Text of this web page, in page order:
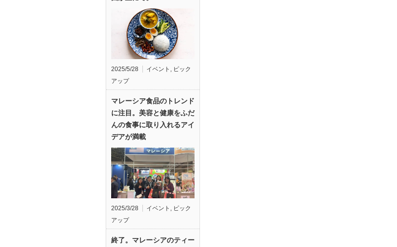
2025/5/28 イベント , ピック
アップ
マレーシア食品のトレンド
に注目。美容と健康をふだ
んの食事に取り入れるアイ
デアが満載
2025/3/28 イベント
ピック
アップ
終了。マレーシアのティー